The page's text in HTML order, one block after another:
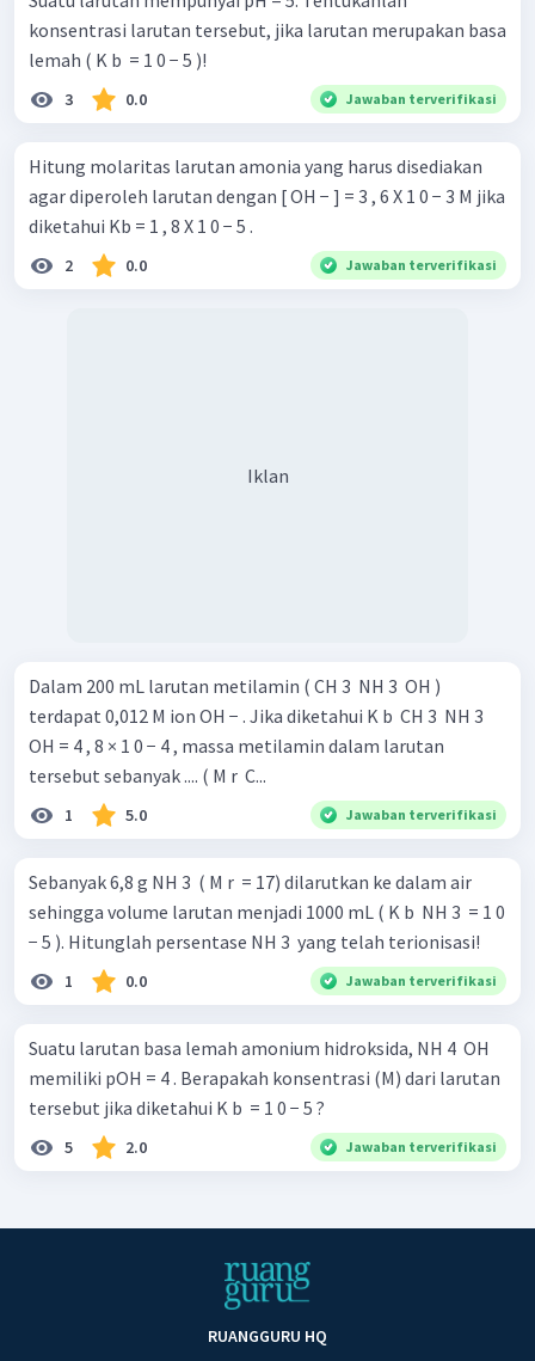
konsentrasi larutan tersebut, jika larutan merupakan basa
lemah ( K b ​ = 1 0 − 5 )!
3 0.0 Jawaban terverifikasi
Hitung molaritas larutan amonia yang harus disediakan
agar diperoleh larutan dengan [ OH − ] = 3 , 6 X 1 0 − 3 M jika
diketahui Kb = 1 , 8 X 1 0 − 5 .
2 0.0 Jawaban terverifikasi
Iklan
Dalam 200 mL larutan metilamin ( CH 3 ​ NH 3 ​ OH )
terdapat 0,012 M ion OH − . Jika diketahui K b ​ CH 3 ​ NH 3 ​
OH = 4 , 8 × 1 0 − 4 , massa metilamin dalam larutan
tersebut sebanyak .... ( M r ​ C...
1 5.0 Jawaban terverifikasi
Sebanyak 6,8 g NH 3 ​ ( M r ​ = 17) dilarutkan ke dalam air
sehingga volume larutan menjadi 1000 mL ( K b ​ NH 3 ​ = 1 0
− 5 ). Hitunglah persentase NH 3 ​ yang telah terionisasi!
1 0.0 Jawaban terverifikasi
Suatu larutan basa lemah amonium hidroksida, NH 4 ​ OH
memiliki pOH = 4 . Berapakah konsentrasi (M) dari larutan
tersebut jika diketahui K b ​ = 1 0 − 5 ?
5 2.0 Jawaban terverifikasi
RUANGGURU HQ